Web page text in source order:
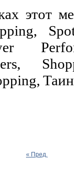
этот
« Пред.